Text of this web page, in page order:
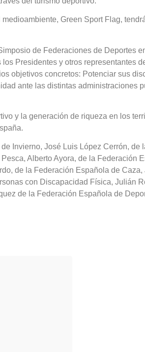
Green Sport Flag,
de Federaciones de Deportes
Presidentes y otros representantes
objetivos concretos: Potenciar sus
ante las distintas administraciones
y la generación de riqueza en los
Invierno, José Luis López Cerrón, de
Alberto Ayora, de la Federación
de la Federación Española de
con Discapacidad Física, Julián
de la Federación Española de